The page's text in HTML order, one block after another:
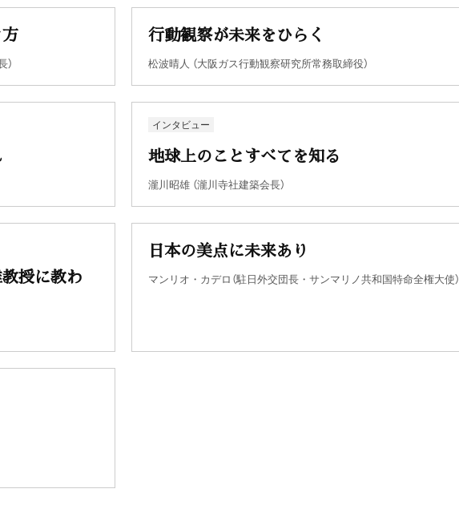
行動観察が未来をひらく
松波晴人 （大阪ガス行動観察研究所常務取締役）
インタビュー
地球上のことすべてを知る
瀧川昭雄 （瀧川寺社建築会長）
授に教わ
日本の美点に未来あり
マンリオ・カデロ（駐日外交団長・サンマリノ共和国特命全権大使）